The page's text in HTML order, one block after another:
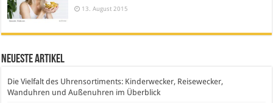
13. August 2015
Neueste Artikel
Die Vielfalt des Uhrensortiments: Kinderwecker, Reisewecker,
Wanduhren und Außenuhren im Überblick